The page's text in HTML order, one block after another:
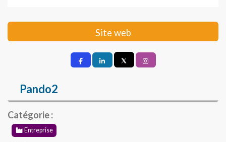
Site web
Pando2
Catégorie :
Entreprise